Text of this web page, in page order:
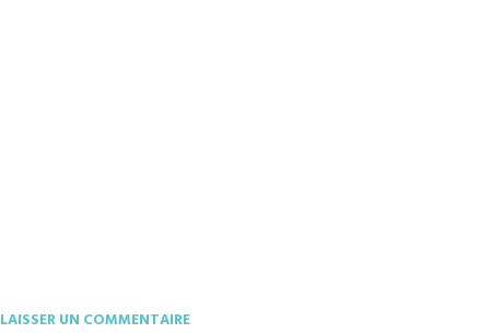
LAISSER UN COMMENTAIRE